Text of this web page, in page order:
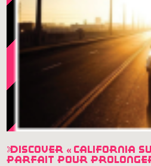
discover « california
parfait pour